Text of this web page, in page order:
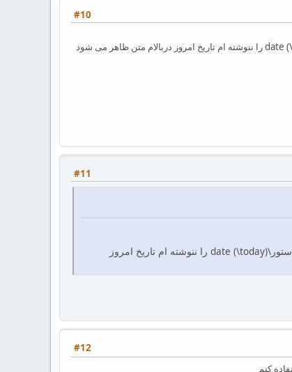
#10
من یه مشکل با دستور maketitle دارم من در زی پرشین هر وقت که این دستور را می نویسم با وجودی که دستور\date (\today) را ننوشته ام تاریخ امروز دربالام متن ظاهر می شود
#11
من یه مشکل با دستور maketitle دارم من در زی پرشین هر وقت که این دستور را می نویسم با وجودی که دستور\date (\today) را ننوشته ام تاریخ امروز
#12
کنم